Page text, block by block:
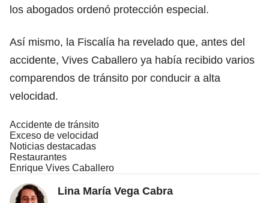
los abogados ordenó protección especial.
Así mismo, la Fiscalía ha revelado que, antes del
accidente, Vives Caballero ya había recibido varios
comparendos de tránsito por conducir a alta
velocidad.
Accidente de tránsito
Exceso de velocidad
Noticias destacadas
Restaurantes
Enrique Vives Caballero
Lina María Vega Cabra